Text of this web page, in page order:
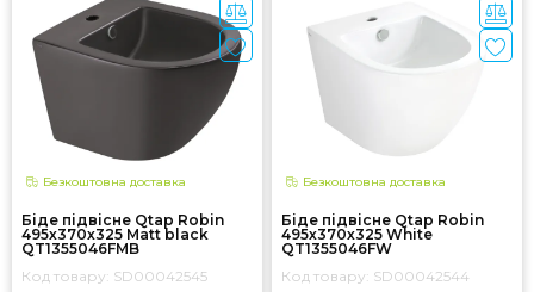
Безкоштовна доставка
Біде підвісне Qtap Robin
495х370х325 Matt black
QT1355046FMB
Код товару: SD00042545
Безкоштовна доставка
Біде підвісне Qtap Robin
495х370х325 White
QT1355046FW
Код товару: SD00042544